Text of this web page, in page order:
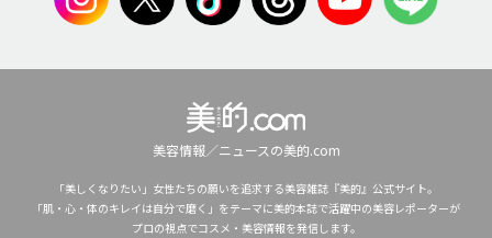
美容情報／ニュースの美的.com
「美しくなりたい」女性たちの願いを追求する美容雑誌『美的』公式サイト。
「肌・心・体のキレイは自分で磨く」をテーマに美的本誌で活躍中の美容レポーターが
プロの視点でコスメ・美容情報を発信します。